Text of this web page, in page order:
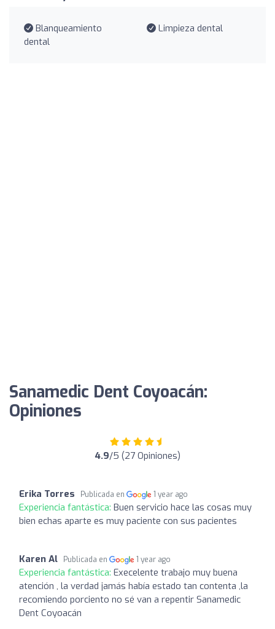
Blanqueamiento
dental
Limpieza dental
Sanamedic Dent Coyoacán:
Opiniones
4.9/5 (27 Opiniones)
Erika Torres Publicada en 1 year ago
Experiencia fantástica: Buen servicio hace las cosas muy
bien echas aparte es muy paciente con sus pacientes
Karen Al Publicada en 1 year ago
Experiencia fantástica: Execelente trabajo muy buena
atención , la verdad jamás había estado tan contenta ,la
recomiendo porciento no sé van a repentir Sanamedic
Dent Coyoacán